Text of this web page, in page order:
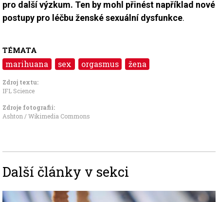
pro další výzkum. Ten by mohl přinést například nové
postupy pro léčbu ženské sexuální dysfunkce.
TÉMATA
marihuana sex orgasmus žena
Zdroj textu:
IFL Science
Zdroje fotografii:
Ashton / Wikimedia Commons
Další články v sekci
Image